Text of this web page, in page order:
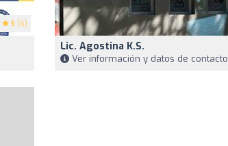
5 (6)
Lic. Agostina K.S.
Ver información y datos de contacto